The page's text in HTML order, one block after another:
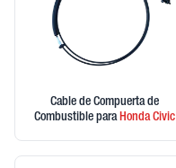
Cable de Compuerta de
Combustible paraHondaCivic